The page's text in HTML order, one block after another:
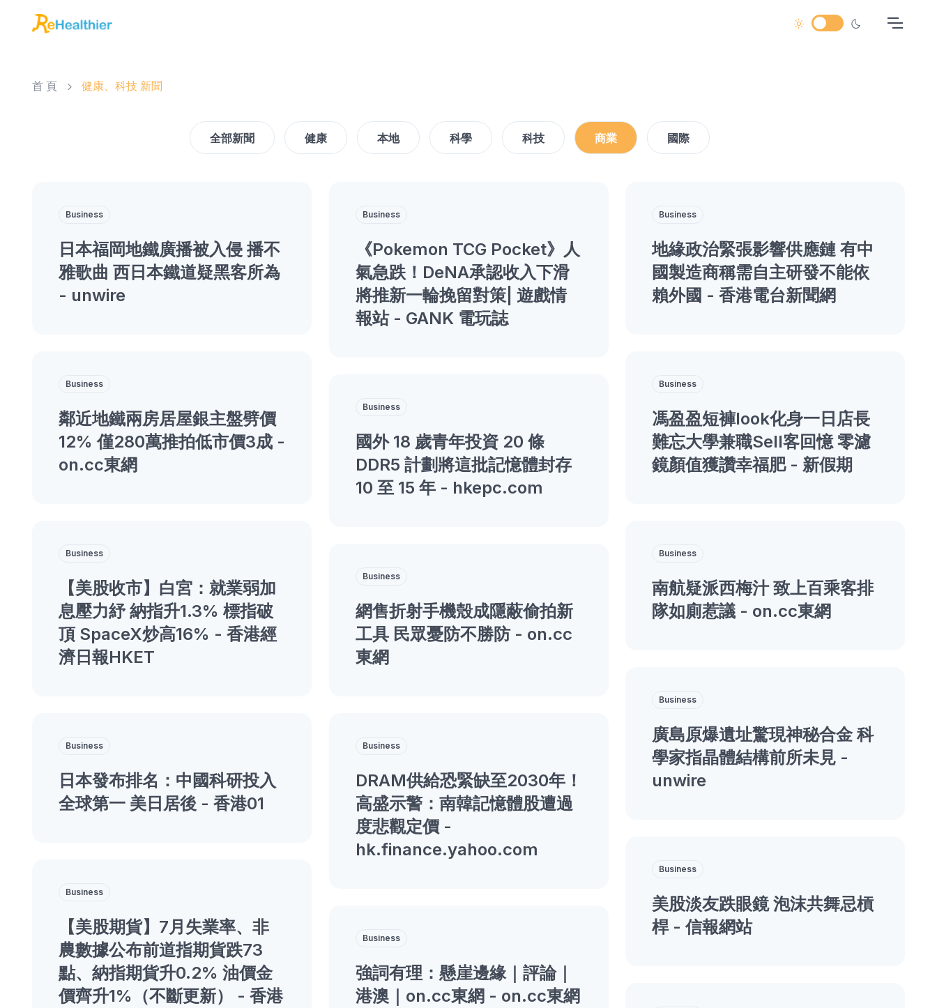
首 頁 健康、科技 新聞
全部新聞 健康 本地 科學 科技 商業 國際
Business
日本福岡地鐵廣播被入侵 播不
雅歌曲 西日本鐵道疑黑客所為
- unwire
Business
《Pokemon TCG Pocket》人
氣急跌！DeNA承認收入下滑
將推新一輪挽留對策| 遊戲情
報站 - GANK 電玩誌
Business
地緣政治緊張影響供應鏈 有中
國製造商稱需自主研發不能依
賴外國 - 香港電台新聞網
Business
鄰近地鐵兩房居屋銀主盤劈價
12% 僅280萬推拍低市價3成 -
on.cc東網
Business
馮盈盈短褲look化身一日店長
難忘大學兼職Sell客回憶 零濾
鏡顏值獲讚幸福肥 - 新假期
Business
國外 18 歲青年投資 20 條
DDR5 計劃將這批記憶體封存
10 至 15 年 - hkepc.com
Business
【美股收市】白宮：就業弱加
息壓力紓 納指升1.3% 標指破
頂 SpaceX炒高16% - 香港經
濟日報HKET
Business
南航疑派西梅汁 致上百乘客排
隊如廁惹議 - on.cc東網
Business
網售折射手機殼成隱蔽偷拍新
工具 民眾憂防不勝防 - on.cc
東網
Business
廣島原爆遺址驚現神秘合金 科
學家指晶體結構前所未見 -
unwire
Business
日本發布排名：中國科研投入
全球第一 美日居後 - 香港01
Business
DRAM供給恐緊缺至2030年！
高盛示警：南韓記憶體股遭過
度悲觀定價 -
hk.finance.yahoo.com
Business
美股淡友跌眼鏡 泡沫共舞忌槓
桿 - 信報網站
Business
【美股期貨】7月失業率、非
農數據公布前道指期貨跌73
點、納指期貨升0.2% 油價金
價齊升1%（不斷更新） - 香港
Business
強詞有理：懸崖邊緣｜評論｜
港澳｜on.cc東網 - on.cc東網